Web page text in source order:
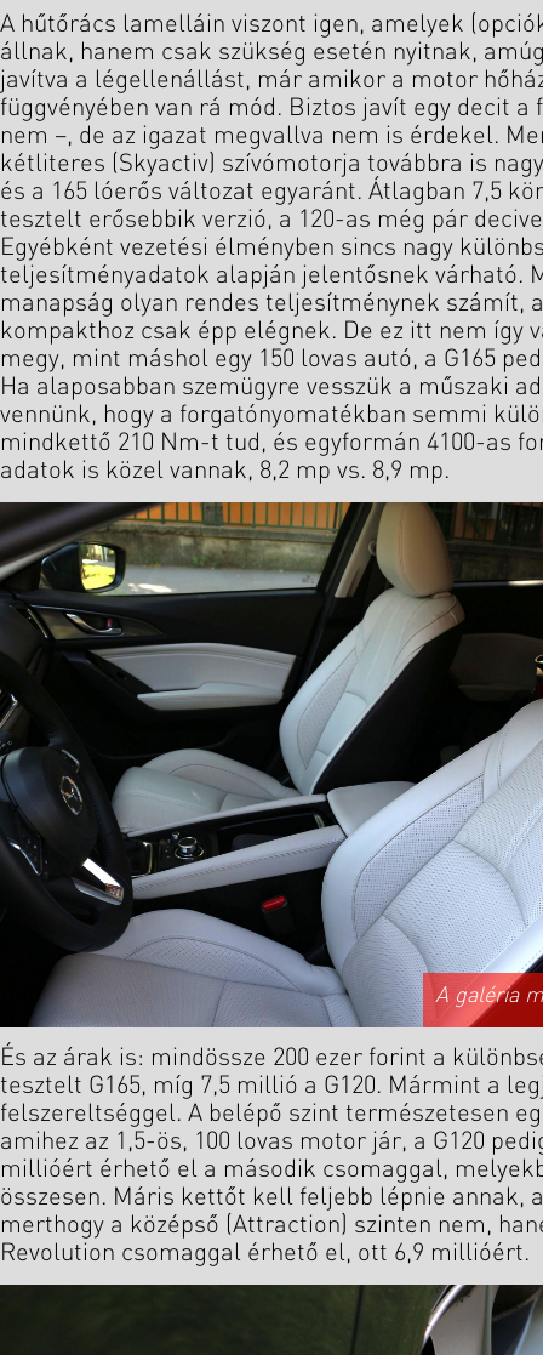
A hűtőrács lamelláin viszont igen, amelyek
állnak, hanem csak szükség esetén nyitnak,
javítva a légellenállást, már amikor a motor
függvényében van rá mód. Biztos javít egy decit a
nem –, de az igazat megvallva nem is érdekel.
kétliteres (Skyactiv) szívómotorja továbbra is
és a 165 lóerős változat egyaránt. Átlagban 7,5
tesztelt erősebbik verzió, a 120-as még pár
Egyébként vezetési élményben sincs nagy
teljesítményadatok alapján jelentősnek várható.
manapság olyan rendes teljesítménynek számít,
kompakthoz csak épp elégnek. De ez itt nem így
megy, mint máshol egy 150 lovas autó, a G165
Ha alaposabban szemügyre vesszük a műszaki
vennünk, hogy a forgatónyomatékban semmi
mindkettő 210 Nm-t tud, és egyformán 4100-as
adatok is közel vannak, 8,2 mp vs. 8,9 mp.
A galéria
És az árak is: mindössze 200 ezer forint a
tesztelt G165, míg 7,5 millió a G120. Mármint a
felszereltséggel. A belépő szint természetesen
amihez az 1,5-ös, 100 lovas motor jár, a G120
millióért érhető el a második csomaggal,
összesen. Máris kettőt kell feljebb lépnie annak,
merthogy a középső (Attraction) szinten nem,
Revolution csomaggal érhető el, ott 6,9 millióért.